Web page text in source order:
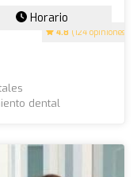
4.8 (124 opiniones)
Horario
dental